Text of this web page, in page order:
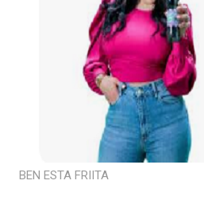
BEN ESTA FRIITA